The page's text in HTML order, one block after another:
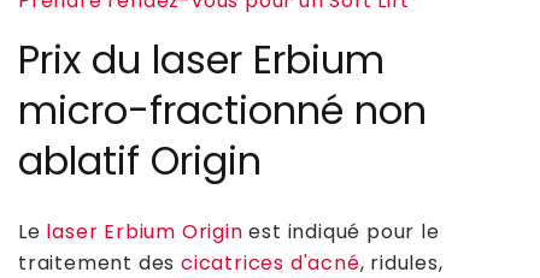
Prix du laser Erbium
micro-fractionné non
ablatif Origin
Le laser Erbium Origin est indiqué pour le
traitement descicatrices d'acné, ridules,